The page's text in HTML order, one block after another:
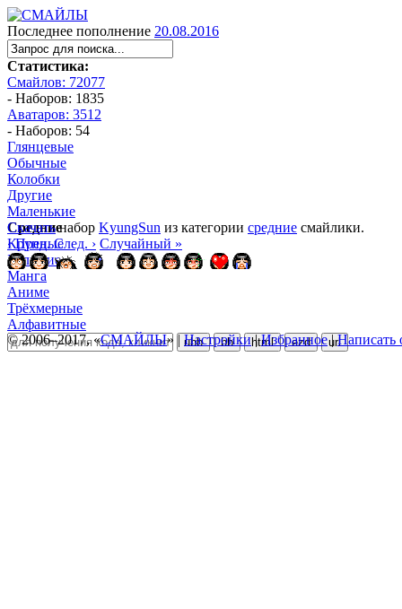
Последнее пополнение 20.08.2016
Статистика:
Смайлов: 72077
- Наборов: 1835
Аватаров: 3512
- Наборов: 54
Глянцевые
Обычные
Колобки
Другие
Маленькие
Средние
Крупные
Большие
Манга
Аниме
Трёхмерные
Алфавитные
ubb bb html ezd url
Скачатьнабор KyungSun из категории средние смайлики.
‹ Пред. След. › Случайный »
© 2006–2017, «СМАЙЛЫ» | Настройки|Избранное|Написать